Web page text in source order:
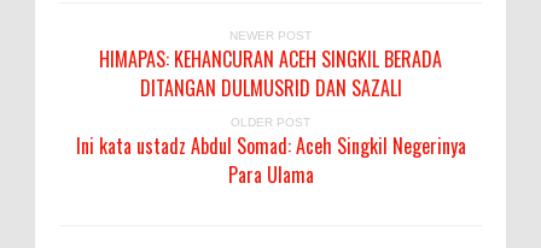
NEWER POST
HIMAPAS: KEHANCURAN ACEH SINGKIL BERADA
DITANGAN DULMUSRID DAN SAZALI
OLDER POST
Ini kata ustadz Abdul Somad: Aceh Singkil Negerinya
Para Ulama